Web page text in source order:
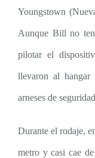
Youngstown
Aunque Bill no
pilotar el
llevaron al
arneses de
Durante el rodaje,
metro y casi cae